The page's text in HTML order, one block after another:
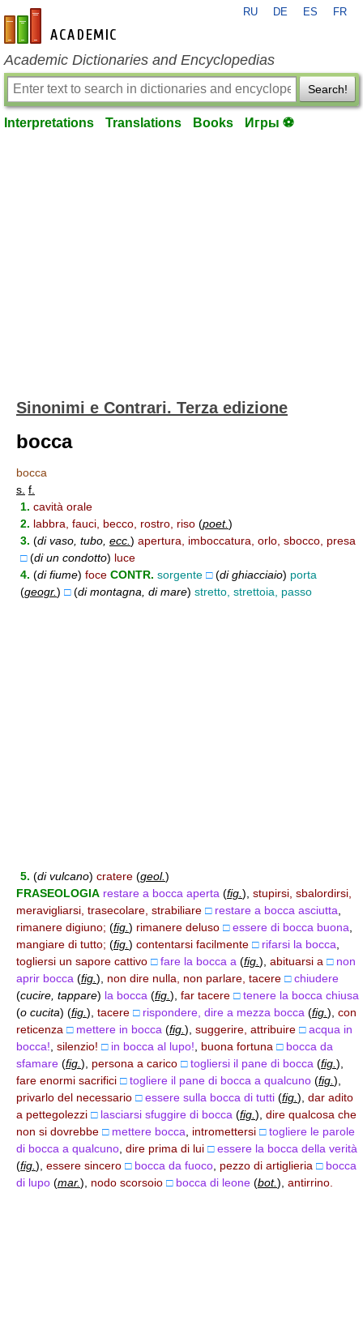
en-academic.com
RU DE ES FR
Academic Dictionaries and Encyclopedias
Search!
Interpretations Translations Books Игры ⚽
Sinonimi e Contrari. Terza edizione
bocca
bocca
s. f.
1. cavità orale
2. labbra, fauci, becco, rostro, riso (poet.)
3. (di vaso, tubo, ecc. ) apertura, imboccatura, orlo, sbocco, presa
□ (di un condotto) luce
4. (di fiume) foce CONTR. sorgente □ (di ghiacciaio) porta
(geogr.) □ (di montagna, di mare) stretto, strettoia, passo
5. (di vulcano) cratere (geol.)
FRASEOLOGIA restare a bocca aperta (fig. ) stupirsi, sbalordirsi,
meravigliarsi, trasecolare, strabiliare □ restare a bocca asciutta
rimanere digiuno; (fig. ) rimanere deluso □ essere di bocca buona
mangiare di tutto; (fig. ) contentarsi facilmente □ rifarsi la bocca
togliersi un sapore cattivo □ fare la bocca a (fig. ) abituarsi a □ non
aprir bocca (fig. ) non dire nulla, non parlare, tacere □ chiudere
(cucire, tappare) la bocca (fig. ) far tacere □ tenere la bocca chiusa
(o cucita) (fig. ) tacere □ rispondere, dire a mezza bocca (fig. ) con
reticenza □ mettere in bocca (fig. ) suggerire, attribuire □ acqua in
bocca! silenzio! □ in bocca al lupo! buona fortuna □ bocca da
sfamare (fig. ) persona a carico □ togliersi il pane di bocca (fig. )
fare enormi sacrifici □ togliere il pane di bocca a qualcuno (fig. )
privarlo del necessario □ essere sulla bocca di tutti (fig. ) dar adito
a pettegolezzi □ lasciarsi sfuggire di bocca (fig. ) dire qualcosa che
non si dovrebbe □ mettere bocca intromettersi □ togliere le parole
di bocca a qualcuno dire prima di lui □ essere la bocca della verità
(fig. ) essere sincero □ bocca da fuoco pezzo di artiglieria □ bocca
di lupo (mar.) nodo scorsoio □ bocca di leone (bot.) antirrino.